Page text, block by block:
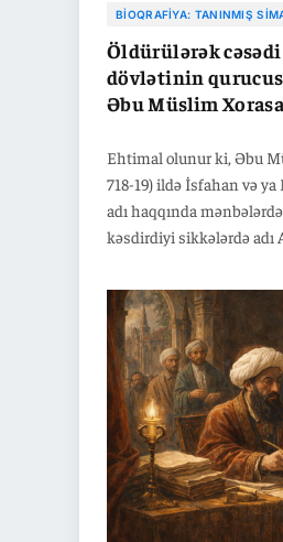
BIOQRAFIYA: TANINMIŞ
Öldürülərək
dövlətinin
Əbu Müslim
Ehtimal olunur ki, Əbu
718-19) ildə İsfahan və
adı haqqında
kəsdirdiyi sikkələrdə
Büzürqmihrin nəvəsi
Behzadan olaraq da
mənşəyi dəqiq məlum
ya fars əsilli olduğuna
illərini Əməvi əleyhdarı
olan Kufədə keçirdiyi
İclinin babası İdris b.
oğlu ilə birlikdə oxumuş